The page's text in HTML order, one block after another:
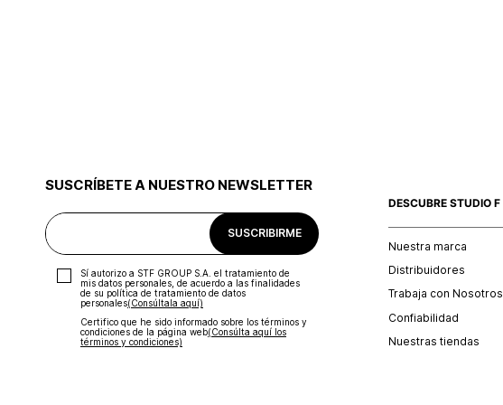
SUSCRÍBETE A NUESTRO NEWSLETTER
SUSCRIBIRME
Sí autorizo a STF GROUP S.A. el tratamiento de
mis datos personales, de acuerdo a las finalidades
de su política de tratamiento de datos
personales‎(Consúltala aquí)
Certifico que he sido informado sobre los términos y
condiciones de la página web‎(Consúlta aquí los
términos y condiciones)
DESCUBRE STUDIO F
Nuestra marca
Distribuidores
Trabaja con Nosotros
Confiabilidad
Nuestras tiendas